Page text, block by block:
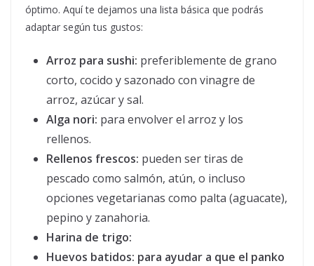
óptimo. Aquí te dejamos una lista básica que podrás
adaptar según tus gustos:
Arroz para sushi: preferiblemente de grano
corto, cocido y sazonado con vinagre de
arroz, azúcar y sal.
Alga nori: para envolver el arroz y los
rellenos.
Rellenos frescos: pueden ser tiras de
pescado como salmón, atún, o incluso
opciones vegetarianas como palta (aguacate),
pepino y zanahoria.
Harina de trigo:
Huevos batidos: para ayudar a que el panko